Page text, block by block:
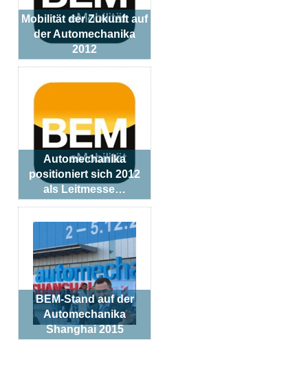
Mobilität der Zukunft auf
der Automechanika
2012
Automechanika
positioniert sich 2012
als Leitmesse…
BEM-Stand auf der
Automechanika
Shanghai 2015